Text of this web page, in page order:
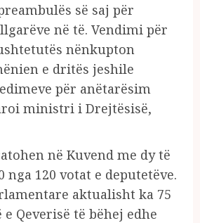
së saj për
në të. Vendimi për
nënkupton
e dritës jeshile
për anëtarësim
ministri i Drejtësisë,
në Kuvend me dy të
nga 120 votat e deputetëve.
aktualisht ka 75
Qeverisë të bëhej edhe